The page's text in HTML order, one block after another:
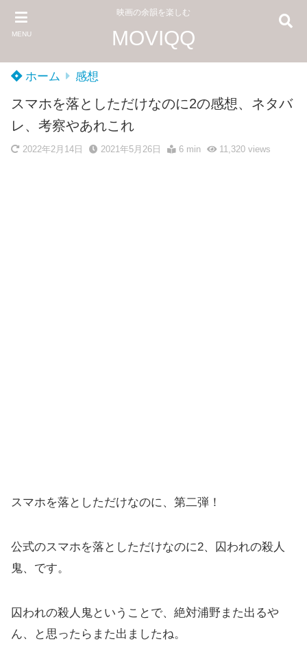
MENU
映画の余韻を楽しむ
MOVIQQ
ホーム 感想
スマホを落としただけなのに2の感想、ネタバ
レ、考察やあれこれ
2022年2月14日 2021年5月26日 6 min 11,320views
スマホを落としただけなのに、第二弾！
公式のスマホを落としただけなのに2、囚われの殺人
鬼、です。
囚われの殺人鬼ということで、絶対浦野また出るや
ん、と思ったらまた出ましたね。